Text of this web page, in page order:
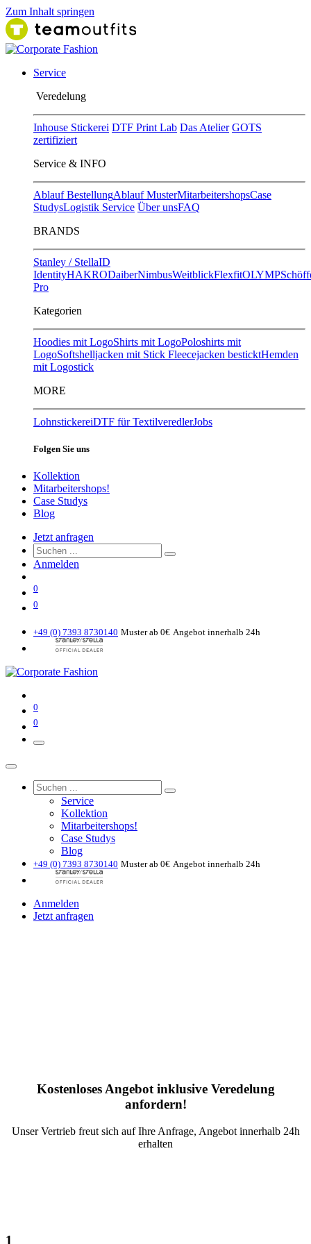
Zum Inhalt springen
Service
Ver​edelung
Inhouse Stickerei DTF Print Lab Das Atelier GOTS
zertifiziert
Service & INFO
Ablauf BestellungAblauf MusterMitarbeitershopsCase
StudysLogistik Service Über unsFAQ
BRANDS
Stanley / StellaID
IdentityHAKRODaiberNimbusWeitblickFlexfitOLYMP
Pro
Kategorien
Hoodies mit LogoShirts mit LogoPoloshirts mit
LogoSoftshelljacken mit Stick Fleecejacken besticktHemden
mit Logostick
MORE
LohnstickereiDTF für TextilveredlerJobs
Folgen Sie uns
Kollektion
Mitarbeitershops!
Case Studys
Blog
Jetzt anfragen
Anmelden
0
0
+49 (0) 7393 8730140 Muster ab 0€ Angebot innerhalb 24h
0
0
Service
Kollektion
Mitarbeitershops!
Case Studys
Blog
+49 (0) 7393 8730140 Muster ab 0€ Angebot innerhalb 24h
Anmelden
Jetzt anfragen
Kostenloses Angebot inklusive Veredelung
anfordern!
Unser Vertrieb freut sich auf Ihre Anfrage, Angebot innerhalb 24h
erhalten
1